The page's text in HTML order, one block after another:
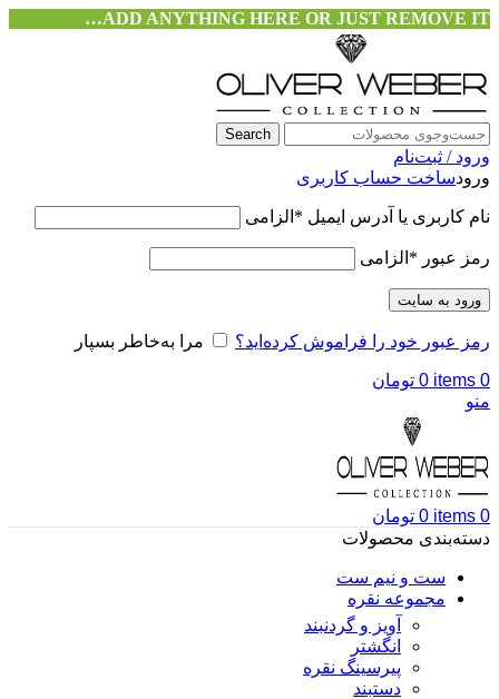
ADD ANYTHING HERE OR JUST REMOVE IT…
Search
ورود / ثبت‌نام
ورودساخت حساب کاربری
نام کاربری یا آدرس ایمیل * الزامی
رمز عبور * الزامی
ورود به سایت
رمز عبور خود را فراموش کرده‌اید؟ مرا به‌خاطر بسپار
0
items
0 تومان
منو
0
items
0 تومان
دسته‌بندی محصولات
ست و نیم ست
مجموعه نقره
آویز و گردنبند
انگشتر
پیرسینگ نقره
دستبند